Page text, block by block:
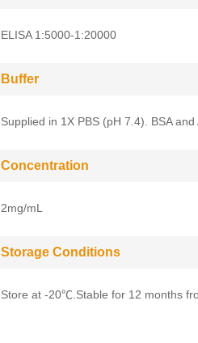
ELISA 1:5000-1:20000
Buffer
Supplied in 1X PBS (pH 7.4). BSA and
Concentration
2mg/mL
Storage Conditions
Store at -20℃.Stable for 12 months